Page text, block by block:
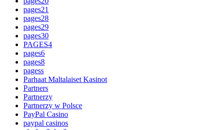
pages21
pages28
pages29
pages30
PAGES4
pages6
pages8
pagess
Parhaat Maltalaiset Kasinot
Partners
Partnerzy
Partnerzy w Polsce
PayPal Casino
paypal casinos